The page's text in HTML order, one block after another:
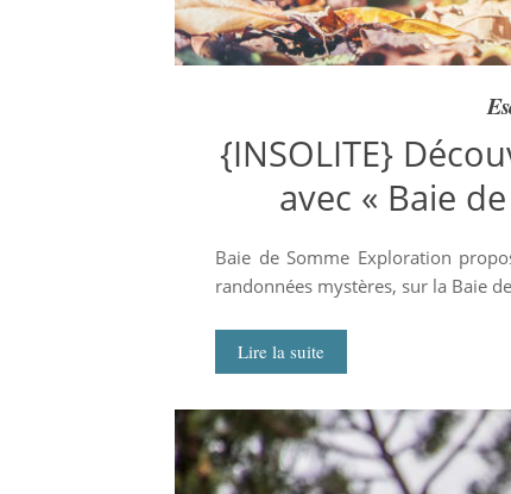
{INSOLITE}
avec « Baie
Baie de Somme Exploration
randonnées mystères, sur la Baie
Lire la suite